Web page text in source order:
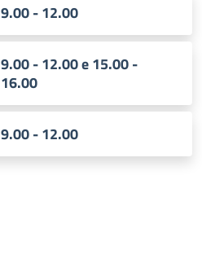
9.00 - 12.00
9.00 - 12.00 e 15.00 -
16.00
9.00 - 12.00